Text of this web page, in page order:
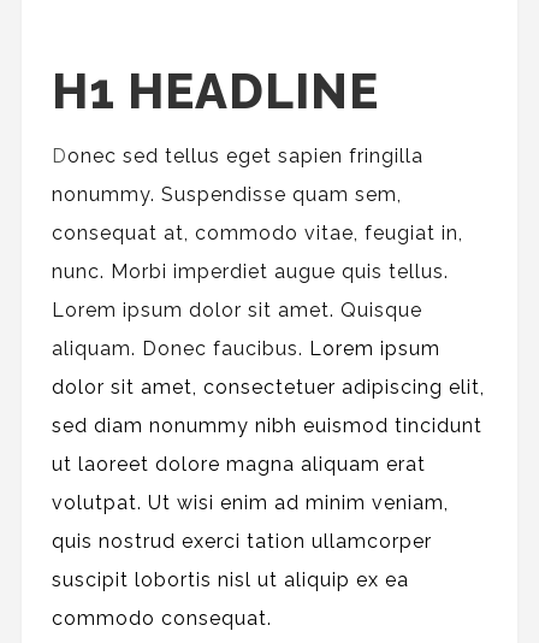
H1 HEADLINE
Donec sed tellus eget sapien fringilla
nonummy. Suspendisse quam sem,
consequat at, commodo vitae, feugiat in,
nunc. Morbi imperdiet augue quis tellus.
Lorem ipsum dolor sit amet. Quisque
aliquam. Donec faucibus. Lorem ipsum
dolor sit amet, consectetuer adipiscing elit,
sed diam nonummy nibh euismod tincidunt
ut laoreet dolore magna aliquam erat
volutpat. Ut wisi enim ad minim veniam,
quis nostrud exerci tation ullamcorper
suscipit lobortis nisl ut aliquip ex ea
commodo consequat.